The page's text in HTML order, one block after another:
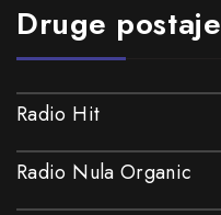
Druge postaje
Radio Hit
Radio Nula Organic